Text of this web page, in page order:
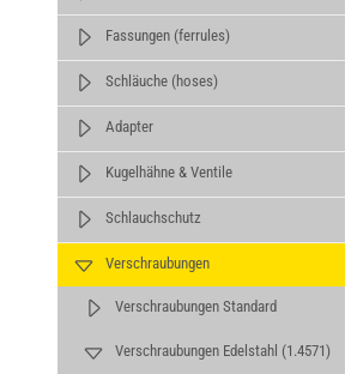
Fassungen (ferrules)
Schläuche (hoses)
Adapter
Kugelhähne & Ventile
Schlauchschutz
Verschraubungen
Verschraubungen Standard
Verschraubungen Edelstahl (1.4571)